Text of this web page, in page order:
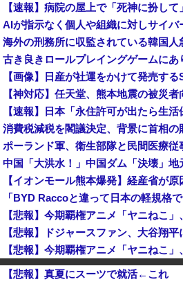
古き良きロールプレイングゲームにあ
【画像】日産が社運をかけて発売す
【悲報】米軍、『完全終了』のお知ら
【悲報】真夏にスーツで就活←これ